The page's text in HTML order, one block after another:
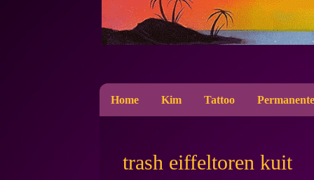
Home Kim Tattoo
trash eiffeltoren kuit